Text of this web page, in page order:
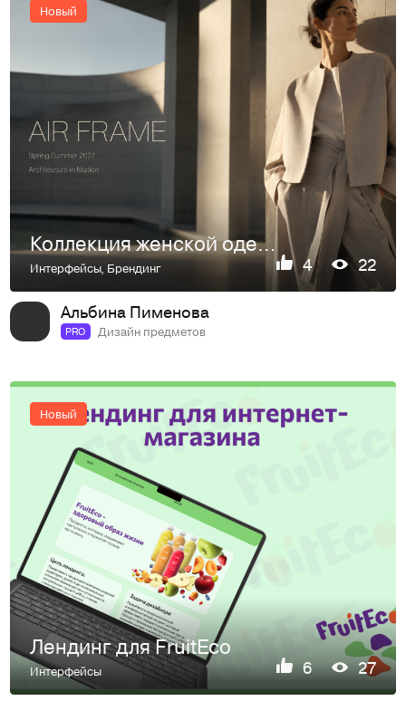
Новый
Коллекция женской одежды "AIR FRAME"
Интерфейсы, Брендинг 4 22
Альбина Пименова
PRO Дизайн предметов
Новый
Лендинг для FruitEco
Интерфейсы 6 27